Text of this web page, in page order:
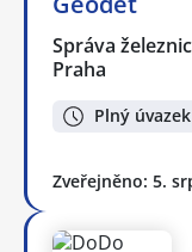
Správa
Praha
Plný úvazek
Zveřejněno: 5.